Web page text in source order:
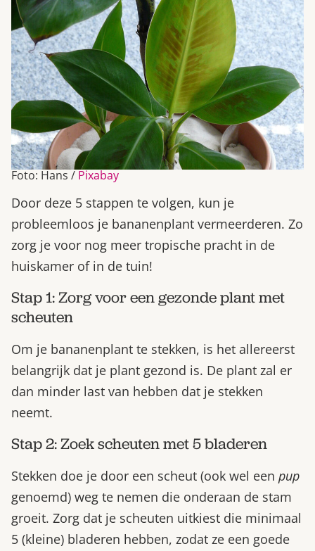
Foto: Hans / Pixabay
Door deze 5 stappen te volgen, kun je
probleemloos je bananenplant vermeerderen. Zo
zorg je voor nog meer tropische pracht in de
huiskamer of in de tuin!
Stap 1: Zorg voor een gezonde plant met
scheuten
Om je bananenplant te stekken, is het allereerst
belangrijk dat je plant gezond is. De plant zal er
dan minder last van hebben dat je stekken
neemt.
Stap 2: Zoek scheuten met 5 bladeren
Stekken doe je door een scheut (ook wel een pup
genoemd) weg te nemen die onderaan de stam
groeit. Zorg dat je scheuten uitkiest die minimaal
5 (kleine) bladeren hebben, zodat ze een goede